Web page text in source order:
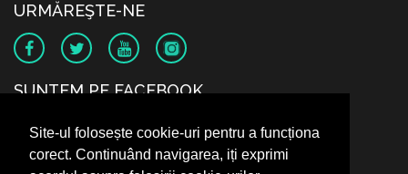
Site-ul folosește cookie-uri pentru a funcționa
corect. Continuând navigarea, iți exprimi
URMĂREŞTE-NE
SUNTEM PE FACEBOOK